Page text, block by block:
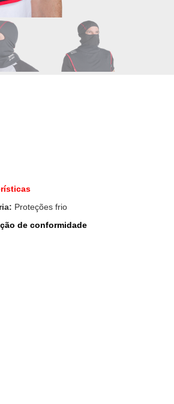
Proteções frio
de conformidade